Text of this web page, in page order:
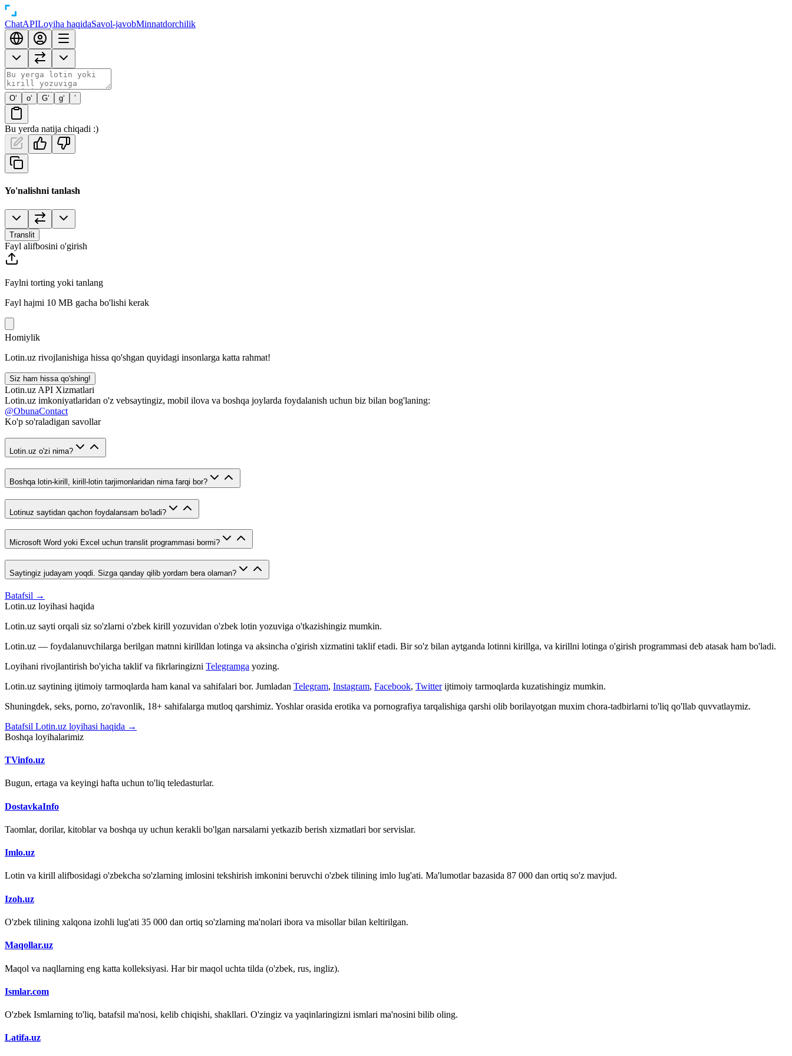
ChatAPILoyiha haqidaSavol-javobMinnatdorchilik
O‘ o‘ G‘ g‘ ’
Bu yerda natija chiqadi :)
Yo'nalishni tanlash
Translit
Fayl alifbosini o'girish
Faylni torting yoki tanlang
Fayl hajmi 10 MB gacha bo'lishi kerak
Homiylik
Lotin.uz rivojlanishiga hissa qo'shgan quyidagi insonlarga katta rahmat!
Siz ham hissa qo'shing!
Lotin.uz API Xizmatlari
Lotin.uz imkoniyatlaridan o'z vebsaytingiz, mobil ilova va boshqa joylarda foydalanish uchun biz bilan bog'laning:
@ObunaContact
Ko'p so'raladigan savollar
Lotin.uz o'zi nima?
Boshqa lotin-kirill, kirill-lotin tarjimonlaridan nima farqi bor?
Lotinuz saytidan qachon foydalansam bo'ladi?
Microsoft Word yoki Excel uchun translit programmasi bormi?
Saytingiz judayam yoqdi. Sizga qanday qilib yordam bera olaman?
Batafsil →
Lotin.uz loyihasi haqida
Lotin.uz sayti orqali siz so'zlarni o'zbek kirill yozuvidan o'zbek lotin yozuviga o'tkazishingiz mumkin.
Lotin.uz — foydalanuvchilarga berilgan matnni kirilldan lotinga va aksincha o'girish xizmatini taklif etadi. Bir so'z bilan aytganda lotinni kirillga, va kirillni lotinga o'girish programmasi deb atasak ham bo'ladi.
Loyihani rivojlantirish bo'yicha taklif va fikrlaringizni Telegramga yozing.
Lotin.uz saytining ijtimoiy tarmoqlarda ham kanal va sahifalari bor. Jumladan Telegram, Instagram, Facebook, Twitter ijtimoiy tarmoqlarda kuzatishingiz mumkin.
Shuningdek, seks, porno, zo'ravonlik, 18+ sahifalarga mutloq qarshimiz. Yoshlar orasida erotika va pornografiya tarqalishiga qarshi olib borilayotgan muxim chora-tadbirlarni to'liq qo'llab quvvatlaymiz.
Batafsil Lotin.uz loyihasi haqida →
Boshqa loyihalarimiz
TVinfo.uz
Bugun, ertaga va keyingi hafta uchun to'liq teledasturlar.
DostavkaInfo
Taomlar, dorilar, kitoblar va boshqa uy uchun kerakli bo'lgan narsalarni yetkazib berish xizmatlari bor servislar.
Imlo.uz
Lotin va kirill alifbosidagi o'zbekcha so'zlarning imlosini tekshirish imkonini beruvchi o'zbek tilining imlo lug'ati. Ma'lumotlar bazasida 87 000 dan ortiq so'z mavjud.
Izoh.uz
O'zbek tilining xalqona izohli lug'ati 35 000 dan ortiq so'zlarning ma'nolari ibora va misollar bilan keltirilgan.
Maqollar.uz
Maqol va naqllarning eng katta kolleksiyasi. Har bir maqol uchta tilda (o'zbek, rus, ingliz).
Ismlar.com
O'zbek Ismlarning to'liq, batafsil ma'nosi, kelib chiqishi, shakllari. O'zingiz va yaqinlaringizni ismlari ma'nosini bilib oling.
Latifa.uz